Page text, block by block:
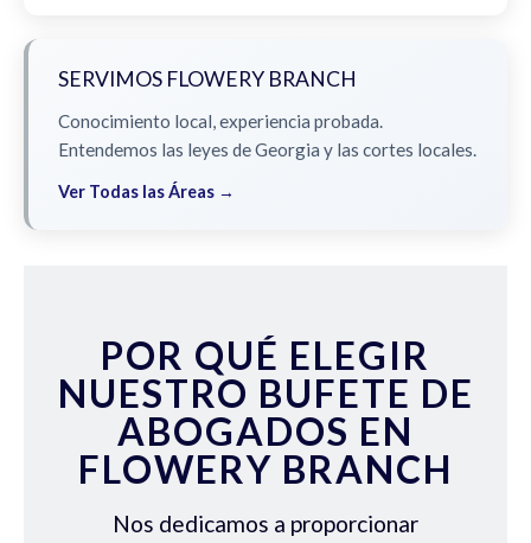
SERVIMOS FLOWERY BRANCH
Conocimiento local, experiencia probada.
Entendemos las leyes de Georgia y las cortes locales.
Ver Todas las Áreas →
POR QUÉ ELEGIR
NUESTRO BUFETE DE
ABOGADOS EN
FLOWERY BRANCH
Nos dedicamos a proporcionar